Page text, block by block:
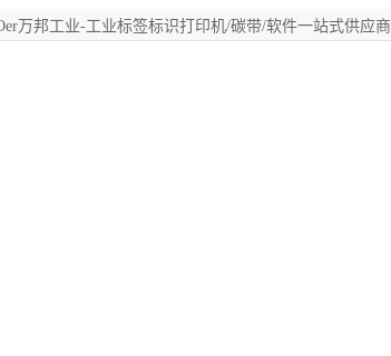
万邦工业-工业标签标识打印机/碳带/软件一站式供应商